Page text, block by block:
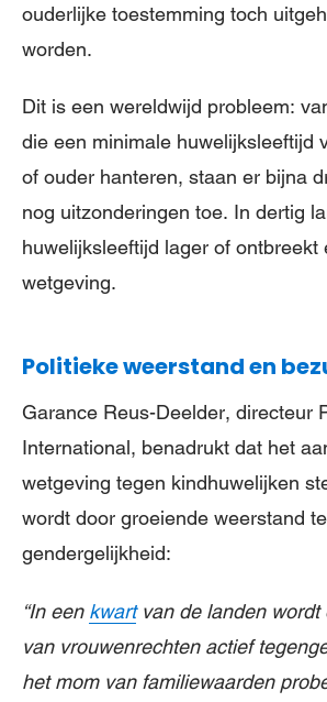
ouderlijke toestemming toch
worden.
Dit is een wereldwijd probleem:
die een minimale huwelijksleeftijd
of ouder hanteren, staan er bijna
nog uitzonderingen toe. In dertig
huwelijksleeftijd lager of ontbreekt
wetgeving.
Politieke weerstand en
Garance Reus-Deelder, directeur
International, benadrukt dat het
wetgeving tegen kindhuwelijken
wordt door groeiende weerstand
gendergelijkheid:
“In een kwartvan de landen wordt
van vrouwenrechten actief
het mom van familiewaarden